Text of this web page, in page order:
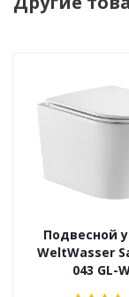
Подвесной
WeltWasser
043 GL-